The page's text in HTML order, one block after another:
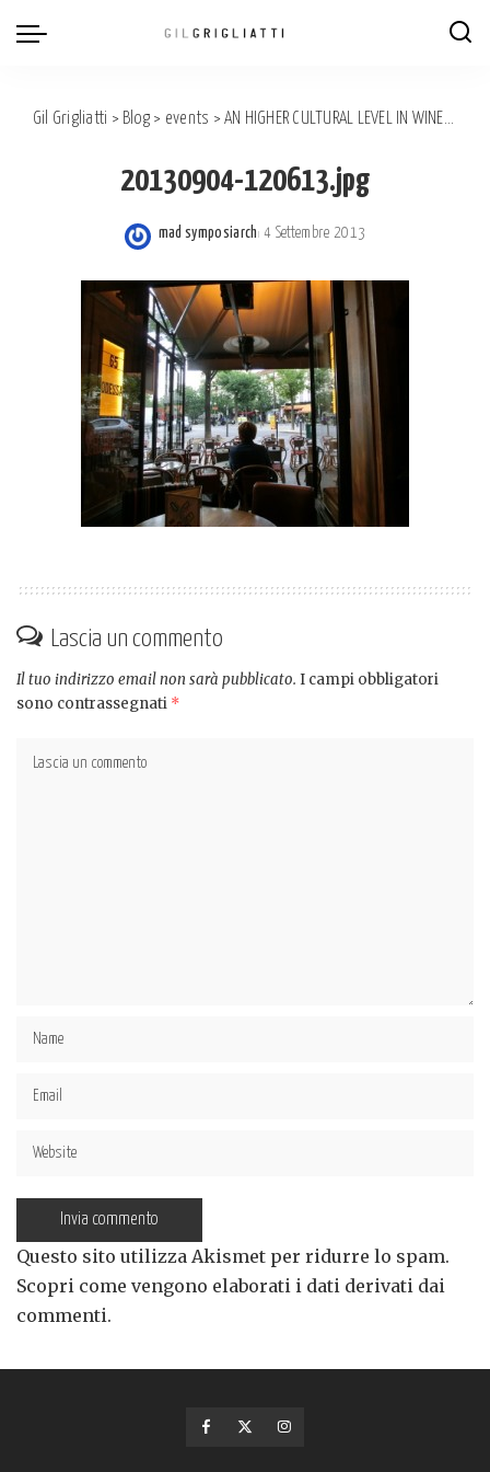
Gil Grigliatti > Blog > events > AN HIGHER CULTURAL LEVEL IN WINEMAKING: PHILIPPE PACALET.
20130904-120613.jpg
Posted
mad symposiarch 4 Settembre 2013
Lascia un commento
Il tuo indirizzo email non sarà pubblicato. I campi obbligatori
sono contrassegnati *
Questo sito utilizza Akismet per ridurre lo spam.
Scopri come vengono elaborati i dati derivati dai
commenti.